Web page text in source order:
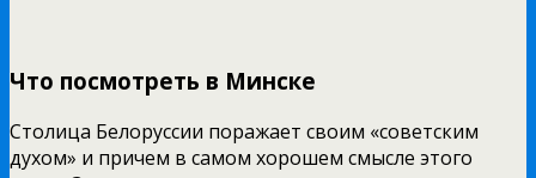
Что посмотреть в Минске
Столица Белоруссии поражает своим «советским
духом» и причем в самом хорошем смысле этого